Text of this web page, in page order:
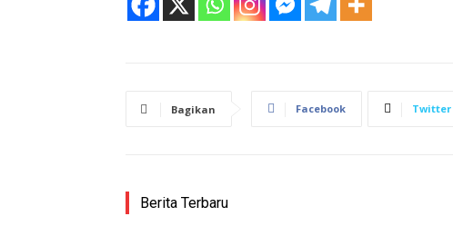
Bagikan Facebook Twitter
Berita Terbaru